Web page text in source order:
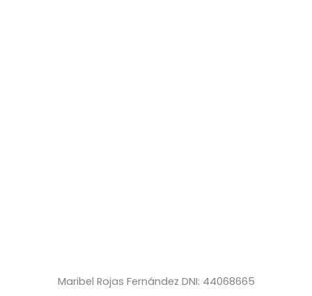
Maribel Rojas Fernández DNI: 44068665